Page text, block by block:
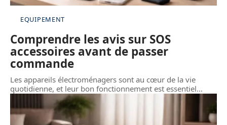
EQUIPEMENT
Comprendre les avis sur SOS
accessoires avant de passer
commande
Les appareils électroménagers sont au cœur de la vie
quotidienne, et leur bon fonctionnement est essentiel…